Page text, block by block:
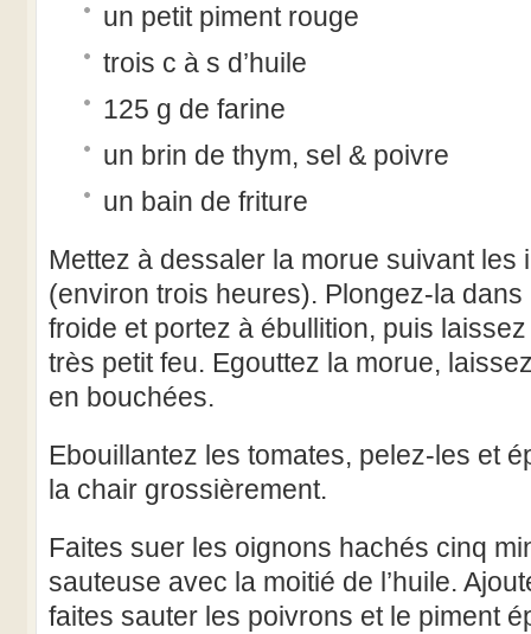
un petit piment rouge
trois c à s d’huile
125 g de farine
un brin de thym, sel & poivre
un bain de friture
Mettez à dessaler la morue suivant les
(environ trois heures). Plongez-la dans
froide et portez à ébullition, puis
très petit feu. Egouttez la morue,
en bouchées.
Ebouillantez les tomates, pelez-les et
la chair grossièrement.
Faites suer les oignons hachés cinq
sauteuse avec la moitié de l’huile.
faites sauter les poivrons et le piment